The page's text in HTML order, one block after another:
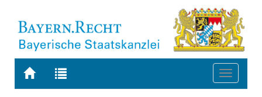
Zur
Zur
Toggle